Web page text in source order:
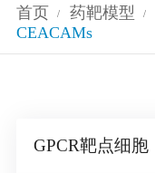
首页 / 药靶模型 /
CEACAMs
GPCR靶点细胞